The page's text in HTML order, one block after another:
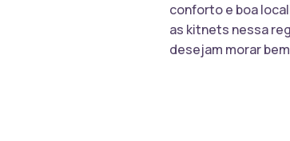
conforto e boa
as kitnets nessa
desejam morar